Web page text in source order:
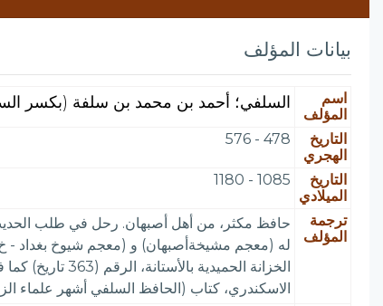
بيانات المؤلف
اسم
المؤلف
السلفي؛ أحمد بن محمد بن سلفة (بكسر
التاريخ
الهجري
478 - 576
التاريخ
الميلادي
1085 - 1180
ترجمة
المؤلف
له (معجم مشيخةأصبهان) و (معجم شيوخ بغداد -
الاسكندري، كتاب (الحافظ السلفي أشهر علماء